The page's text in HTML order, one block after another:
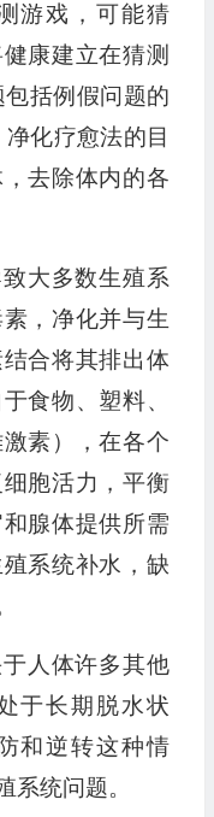
游戏，可能猜
康建立在猜测
括例假问题的
化疗愈法的目
去除体内的各
大多数生殖系
，净化并与生
合将其排出体
食物、塑料、
素），在各个
胞活力，平衡
腺体提供所需
系统补水，缺
人体许多其他
于长期脱水状
和逆转这种情
系统问题。